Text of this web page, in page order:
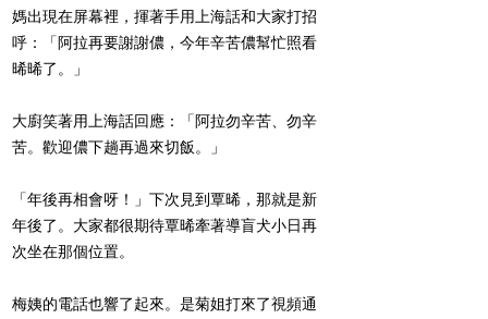
媽出現在屏幕裡，揮著手用上海話和大家打招
呼：「阿拉再要謝謝儂，今年辛苦儂幫忙照看
晞晞了。」
大廚笑著用上海話回應：「阿拉勿辛苦、勿辛
苦。歡迎儂下趟再過來切飯。」
「年後再相會呀！」下次見到覃晞，那就是新
年後了。大家都很期待覃晞牽著導盲犬小日再
次坐在那個位置。
梅姨的電話也響了起來。是菊姐打來了視頻通